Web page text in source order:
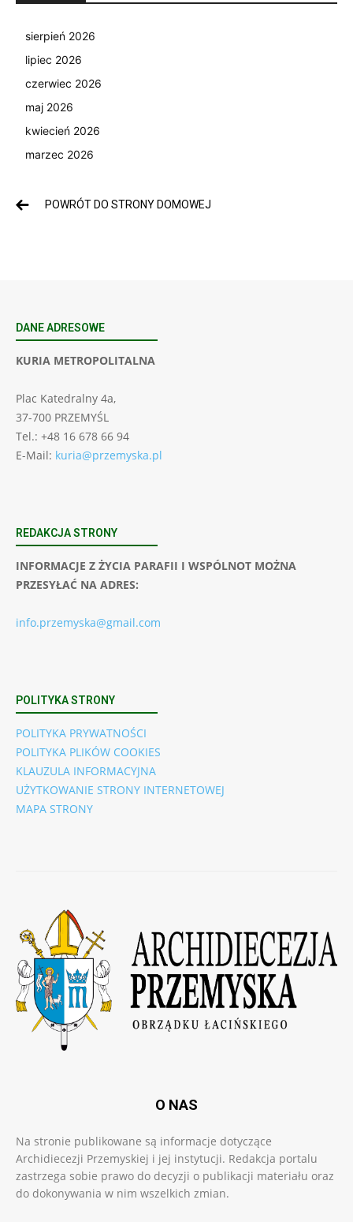
sierpień 2026
lipiec 2026
czerwiec 2026
maj 2026
kwiecień 2026
marzec 2026
POWRÓT DO STRONY DOMOWEJ
DANE ADRESOWE
KURIA METROPOLITALNA
Plac Katedralny 4a,
37-700 PRZEMYŚL
Tel.: +48 16 678 66 94
E-Mail: kuria@przemyska.pl
REDAKCJA STRONY
INFORMACJE Z ŻYCIA PARAFII I WSPÓLNOT MOŻNA
PRZESYŁAĆ NA ADRES:
info.przemyska@gmail.com
POLITYKA STRONY
POLITYKA PRYWATNOŚCI
POLITYKA PLIKÓW COOKIES
KLAUZULA INFORMACYJNA
UŻYTKOWANIE STRONY INTERNETOWEJ
MAPA STRONY
O NAS
Na stronie publikowane są informacje dotyczące
Archidiecezji Przemyskiej i jej instytucji. Redakcja portalu
zastrzega sobie prawo do decyzji o publikacji materiału oraz
do dokonywania w nim wszelkich zmian.